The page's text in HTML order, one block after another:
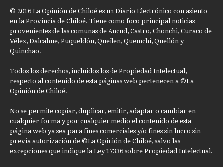
© 2016 La Opinión de Chiloé es un Diario Electrónico con asiento
en la Provincia de Chiloé. Tiene como foco principal noticias
provenientes de las comunas de Ancud, Castro, Chonchi, Curaco de
Vélez, Dalcahue, Puqueldón, Queilen, Quemchi, Quellón y
Quinchao.
Todos los derechos, incluidos los de Propiedad Intelectual,
respecto al contenido de esta páginas web pertenecen a ©La
Opinión de Chiloé.
No se permite copiar, duplicar, emitir, adaptar o cambiar en
cualquier forma y por cualquier medio el contenido de esta
página web ya sea para fines comerciales y/o fines sin lucro sin
previa autorización de ©La Opinión de Chiloé, salvo las
excepciones que indique la Ley 17336 sobre Propiedad Intelectual.